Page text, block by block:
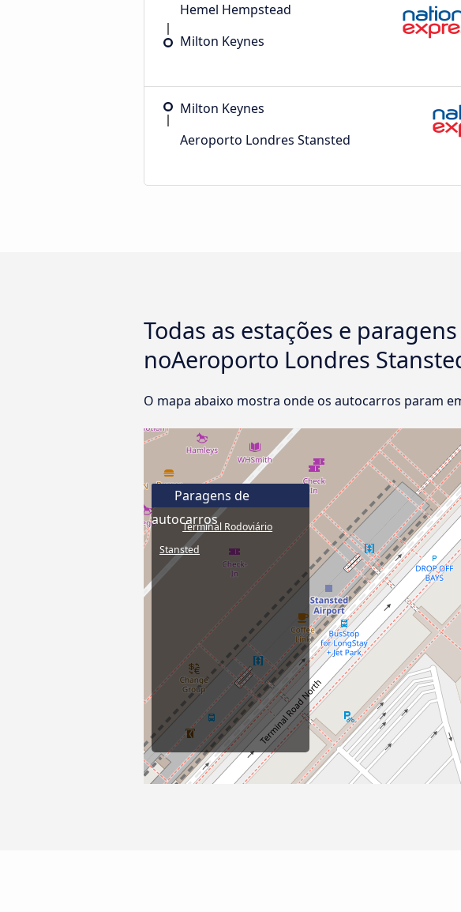
Hemel Hempstead
Milton Keynes
Milton Keynes
Aeroporto Londres Stansted
Todas as estações e
noAeroporto Londres
O mapa abaixo mostra onde os autocarros param
Paragens de
autocarros
Terminal Rodoviário
Stansted